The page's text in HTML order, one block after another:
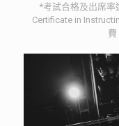
*考試合格及出席率
Certificate in
費